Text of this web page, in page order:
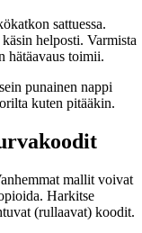
sattuessa.
helposti. Varmista
hätäavaus toimii.
punainen nappi
kuten pitääkin.
mallit voivat
Harkitse
(rullaavat) koodit.